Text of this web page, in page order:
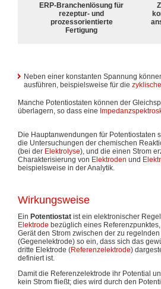
ERP-Branchenlösung für
rezeptur- und
prozessorientierte
Fertigung
Neben einer konstanten Spannung
ausführen, beispielsweise für die
Manche Potentiostaten können der
überlagern, so dass eine
Die Hauptanwendungen für Potentiostaten
die Untersuchungen der chemischen
(bei der Elektrolyse), und die einen Strom
Charakterisierung von Elektroden und
beispielsweise in der Analytik.
Wirkungsweise
Ein Potentiostat ist ein elektronischer
Elektrode bezüglich eines
Gerät den Strom zwischen der zu
(Gegenelektrode) so ein, dass sich das
dritte Elektrode (Referenzelektrode)
definiert ist.
Damit die Referenzelektrode ihr Potential
kein Strom fließt; dies wird durch den